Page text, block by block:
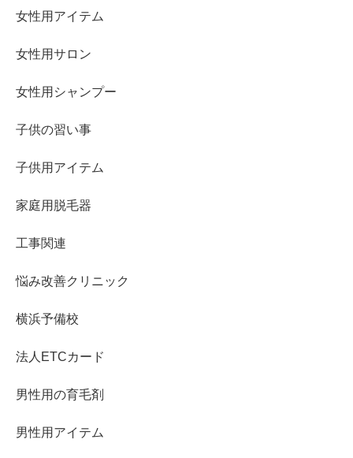
女性用アイテム
女性用サロン
女性用シャンプー
子供の習い事
子供用アイテム
家庭用脱毛器
工事関連
悩み改善クリニック
横浜予備校
法人ETCカード
男性用の育毛剤
男性用アイテム